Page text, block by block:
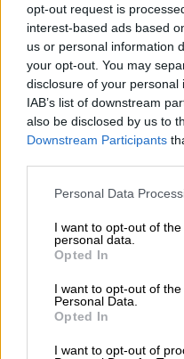
opt-out request is
interest-based ads based
us or personal information
your opt-out. You may
disclosure of your
IAB’s list of downstream
also be disclosed by us to
Downstream Participants
Personal Data
I want to opt-out of
personal data.
Opted In
I want to opt-out of
Personal Data.
Opted In
I want to opt-out of
Los Reyes
homenaje a las
coronavirus